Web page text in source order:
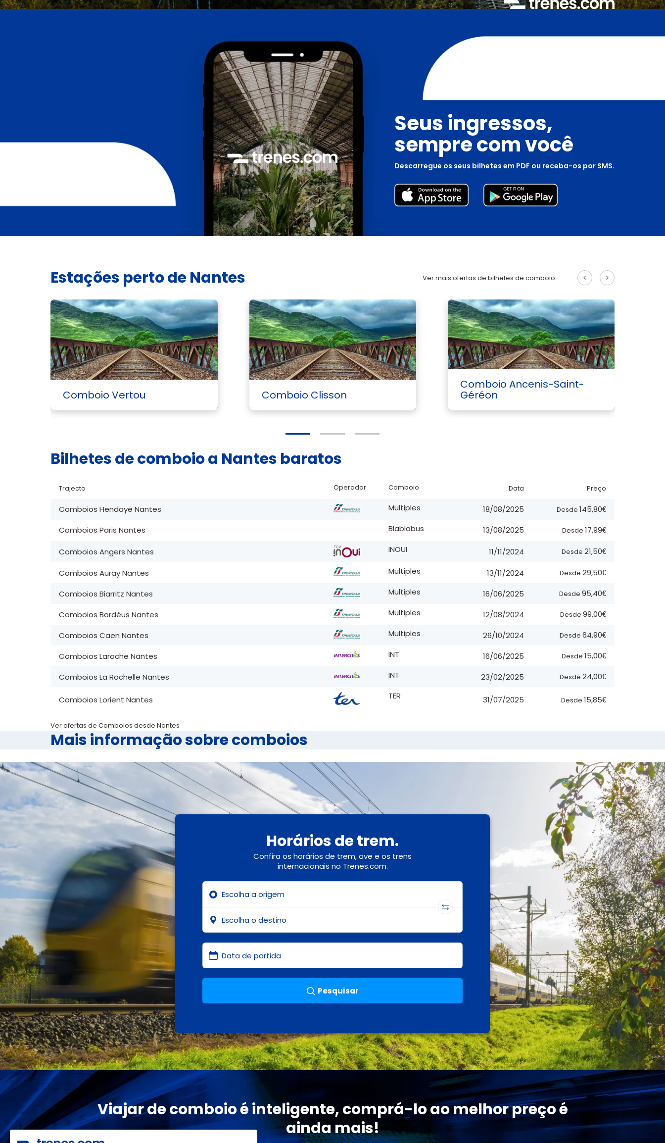
Seus ingressos,
sempre com você
Descarregue os seus bilhetes em PDF ou receba-os por SMS.
Estações perto de Nantes Ver mais ofertas de bilhetes de comboio
Comboio Vertou Comboio Clisson
Comboio Ancenis-Saint-
Géréon
Bilhetes de comboio a Nantes baratos
Trajecto Operador Comboio Data Preço
Comboios Hendaye Nantes Multiples 18/08/2025 Desde 145,80€
Comboios Paris Nantes Blablabus 13/08/2025 Desde 17,99€
Comboios Angers Nantes INOUI 11/11/2024 Desde 21,50€
Comboios Auray Nantes Multiples 13/11/2024 Desde 29,50€
Comboios Biarritz Nantes Multiples 16/06/2025 Desde 95,40€
Comboios Bordéus Nantes Multiples 12/08/2024 Desde 99,00€
Comboios Caen Nantes Multiples 26/10/2024 Desde 64,90€
Comboios Laroche Nantes INT 16/06/2025 Desde 15,00€
Comboios La Rochelle Nantes INT 23/02/2025 Desde 24,00€
Comboios Lorient Nantes TER 31/07/2025 Desde 15,85€
Ver ofertas de Comboios desde Nantes
Mais informação sobre comboios
Horários de trem.
Confira os horários de trem, ave e os trens
internacionais no Trenes.com.
Pesquisar
Viajar de comboio é inteligente, comprá-lo ao melhor preço é
ainda mais!